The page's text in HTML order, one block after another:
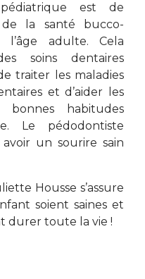
est de
la santé bucco-
adulte. Cela
soins dentaires
traiter les maladies
et d’aider les
habitudes
Le pédodontiste
un sourire sain
Housse s’assure
soient saines et
durer toute la vie !